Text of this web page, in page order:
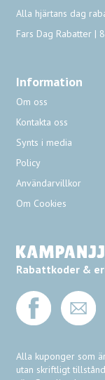
Alla hjärtans dag
Fars Dag Rabatter |
Information
Om oss
Kontakta oss
Synts i media
Policy
Användarvillkor
Om Cookies
Rabattkoder &
Alla kuponger som
utan skriftligt